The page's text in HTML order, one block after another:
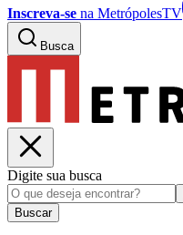
Inscreva-se na MetrópolesTV
Busca
Digite sua busca
Buscar